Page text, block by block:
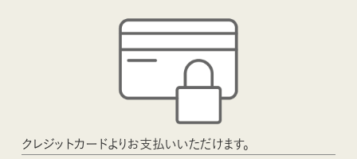
クレジットカードよりお支払いいただけます。